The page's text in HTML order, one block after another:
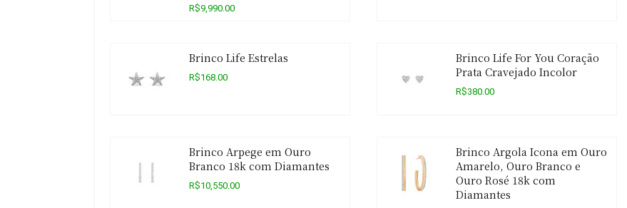
R$9,990.00
Brinco Life Estrelas
R$168.00
Brinco Life For You Coração
Prata Cravejado Incolor
R$380.00
Brinco Arpege em Ouro
Branco 18k com Diamantes
R$10,550.00
Brinco Argola Icona em Ouro
Amarelo, Ouro Branco e
Ouro Rosé 18k com
Diamantes